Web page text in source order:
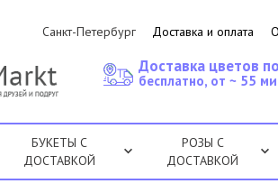
Санкт-Петербург Доставка и оплата
Доставка цветов
бесплатно, от ~ 55
БУКЕТЫ С
ДОСТАВКОЙ
РОЗЫ С
ДОСТАВКОЙ